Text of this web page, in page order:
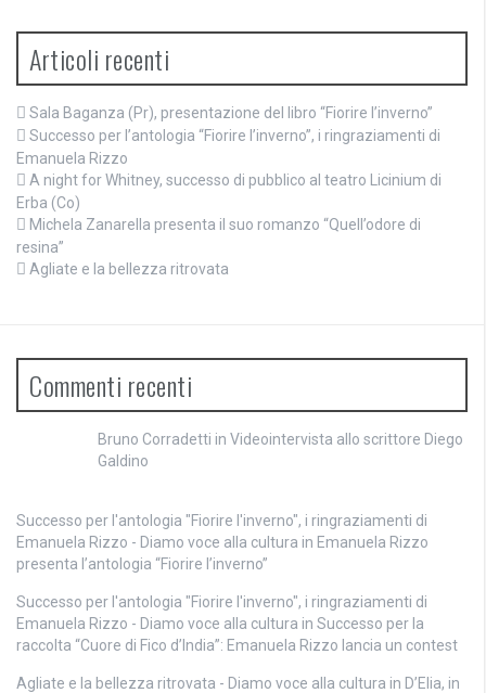
Articoli recenti
Sala Baganza (Pr), presentazione del libro “Fiorire l’inverno”
Successo per l’antologia “Fiorire l’inverno”, i ringraziamenti di
Emanuela Rizzo
A night for Whitney, successo di pubblico al teatro Licinium di
Erba (Co)
Michela Zanarella presenta il suo romanzo “Quell’odore di
resina”
Agliate e la bellezza ritrovata
Commenti recenti
Bruno Corradetti in Videointervista allo scrittore Diego
Galdino
Successo per l'antologia "Fiorire l'inverno", i ringraziamenti di
Emanuela Rizzo - Diamo voce alla cultura in Emanuela Rizzo
presenta l’antologia “Fiorire l’inverno”
Successo per l'antologia "Fiorire l'inverno", i ringraziamenti di
Emanuela Rizzo - Diamo voce alla cultura in Successo per la
raccolta “Cuore di Fico d’India”: Emanuela Rizzo lancia un contest
Agliate e la bellezza ritrovata - Diamo voce alla cultura in D’Elia, in